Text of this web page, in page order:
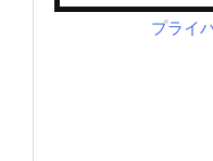
プライ